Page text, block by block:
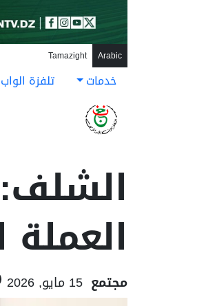
Arabic
Tamazight
خدمات تلفزة الواب
مجتمع 15 مايو, 2026